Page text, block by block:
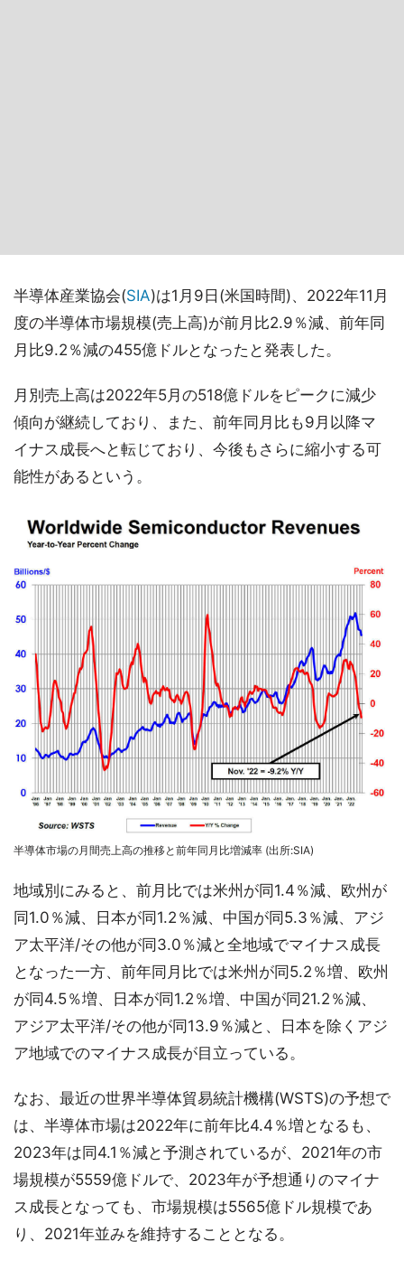
半導体産業協会(SIA)は1月9日(米国時間)、2022年11月
度の半導体市場規模(売上高)が前月比2.9％減、前年同
月比9.2％減の455億ドルとなったと発表した。
月別売上高は2022年5月の518億ドルをピークに減少
傾向が継続しており、また、前年同月比も9月以降マ
イナス成長へと転じており、今後もさらに縮小する可
能性があるという。
半導体市場の月間売上高の推移と前年同月比増減率 (出所:SIA)
地域別にみると、前月比では米州が同1.4％減、欧州が
同1.0％減、日本が同1.2％減、中国が同5.3％減、アジ
ア太平洋/その他が同3.0％減と全地域でマイナス成長
となった一方、前年同月比では米州が同5.2％増、欧州
が同4.5％増、日本が同1.2％増、中国が同21.2％減、
アジア太平洋/その他が同13.9％減と、日本を除くアジ
ア地域でのマイナス成長が目立っている。
なお、最近の世界半導体貿易統計機構(WSTS)の予想で
は、半導体市場は2022年に前年比4.4％増となるも、
2023年は同4.1％減と予測されているが、2021年の市
場規模が5559億ドルで、2023年が予想通りのマイナ
ス成長となっても、市場規模は5565億ドル規模であ
り、2021年並みを維持することとなる。